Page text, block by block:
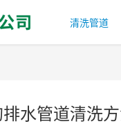
清洗管道
水管道清洗